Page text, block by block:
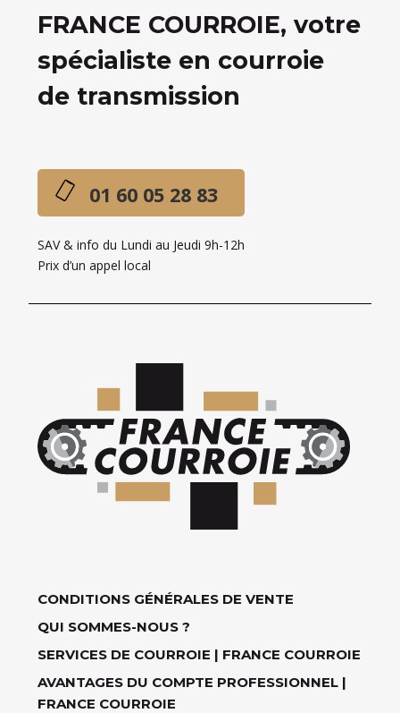
FRANCE COURROIE, votre
spécialiste en courroie
de transmission
01 60 05 28 83
SAV & info du Lundi au Jeudi 9h-12h
Prix d’un appel local
CONDITIONS GÉNÉRALES DE VENTE
QUI SOMMES-NOUS ?
SERVICES DE COURROIE | FRANCE COURROIE
AVANTAGES DU COMPTE PROFESSIONNEL |
FRANCE COURROIE